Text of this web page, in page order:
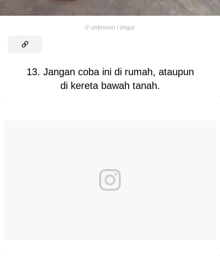
© unknown / imgur
13. Jangan coba ini di rumah, ataupun
di kereta bawah tanah.